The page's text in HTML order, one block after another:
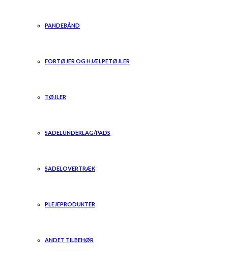
PANDEBÅND
FORTØJER OG HJÆLPETØJLER
TØJLER
SADELUNDERLAG/PADS
SADELOVERTRÆK
PLEJEPRODUKTER
ANDET TILBEHØR